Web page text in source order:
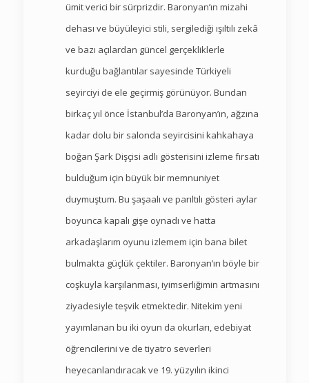
ümit verici bir sürprizdir. Baronyan’ın mizahi
dehası ve büyüleyici stili, sergilediği ışıltılı zekâ
ve bazı açılardan güncel gerçekliklerle
kurduğu bağlantılar sayesinde Türkiyeli
seyirciyi de ele geçirmiş görünüyor. Bundan
birkaç yıl önce İstanbul’da Baronyan’ın, ağzına
kadar dolu bir salonda seyircisini kahkahaya
boğan Şark Dişçisi adlı gösterisini izleme fırsatı
bulduğum için büyük bir memnuniyet
duymuştum. Bu şaşaalı ve parıltılı gösteri aylar
boyunca kapalı gişe oynadı ve hatta
arkadaşlarım oyunu izlemem için bana bilet
bulmakta güçlük çektiler. Baronyan’ın böyle bir
coşkuyla karşılanması, iyimserliğimin artmasını
ziyadesiyle teşvik etmektedir. Nitekim yeni
yayımlanan bu iki oyun da okurları, edebiyat
öğrencilerini ve de tiyatro severleri
heyecanlandıracak ve 19. yüzyılın ikinci